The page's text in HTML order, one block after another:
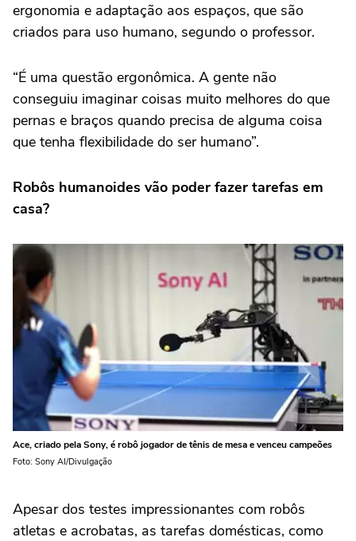
ergonomia e adaptação aos espaços, que são
criados para uso humano, segundo o professor.
“É uma questão ergonômica. A gente não
conseguiu imaginar coisas muito melhores do que
pernas e braços quando precisa de alguma coisa
que tenha flexibilidade do ser humano”.
Robôs humanoides vão poder fazer tarefas em
casa?
Ace, criado pela Sony, é robô jogador de tênis de mesa e venceu campeões
Foto: Sony AI/Divulgação
Apesar dos testes impressionantes com robôs
atletas e acrobatas, as tarefas domésticas, como